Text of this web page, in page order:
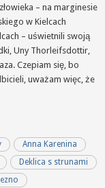
– na marginesie
w Kielcach
– uświetnili swoją
Uny Thorleifsdottir,
Czepiam się, bo
uważam więc, że
Anna Karenina
Deklica s strunami